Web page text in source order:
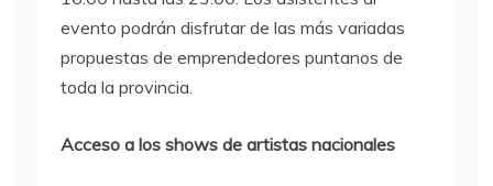
evento podrán disfrutar de las más variadas
propuestas de emprendedores puntanos de
toda la provincia.
Acceso a los shows de artistas nacionales